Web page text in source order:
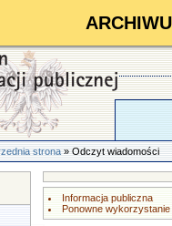
strona» Odczyt wiadomości
Informacja publiczna
Ponowne